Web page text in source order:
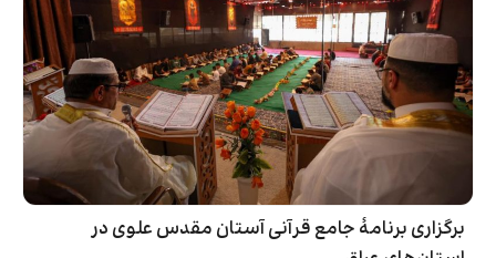
برگزاری برنامۀ جامع قرآنی آستان مقدس علوی در